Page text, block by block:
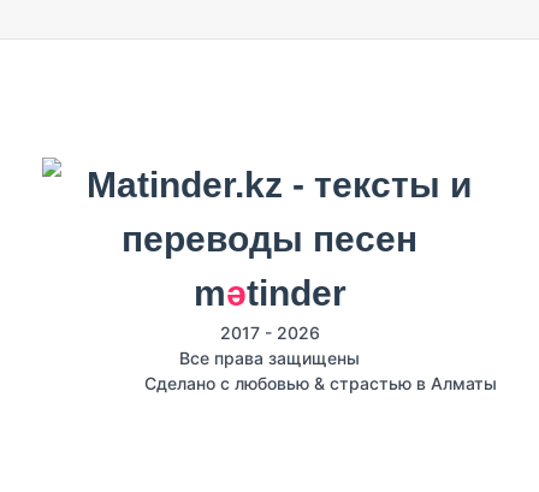
mәtinder
2017 - 2026
Все права защищены
Сделано с любовью & страстью в Алматы